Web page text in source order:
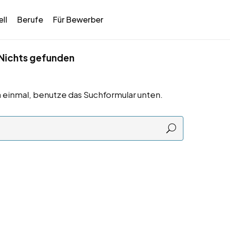
Berufe Für Bewerber
gefunden
benutze das Suchformular unten.